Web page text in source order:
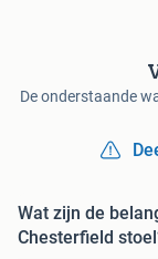
De onderstaande
Wat zijn de
Chesterfield